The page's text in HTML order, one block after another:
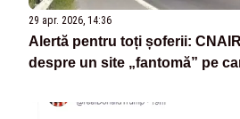
29 apr. 2026, 14:36
Alertă pentru toți șoferii:
despre un site „fantomă” pe